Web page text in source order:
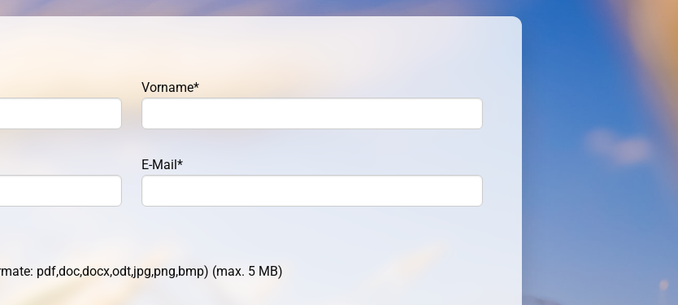
Vorname*
E-Mail*
pdf,doc,docx,odt,jpg,png,bmp) (max. 5 MB)